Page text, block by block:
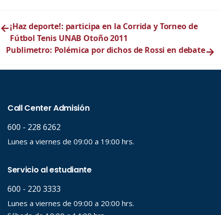
←¡Haz deporte!: participa en la Corrida y Torneo de
Fútbol Tenis UNAB Otoño 2011
Publimetro: Polémica por dichos de Rossi en debate→